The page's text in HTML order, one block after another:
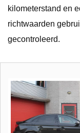
kilometerstand en
richtwaarden
gecontroleerd.